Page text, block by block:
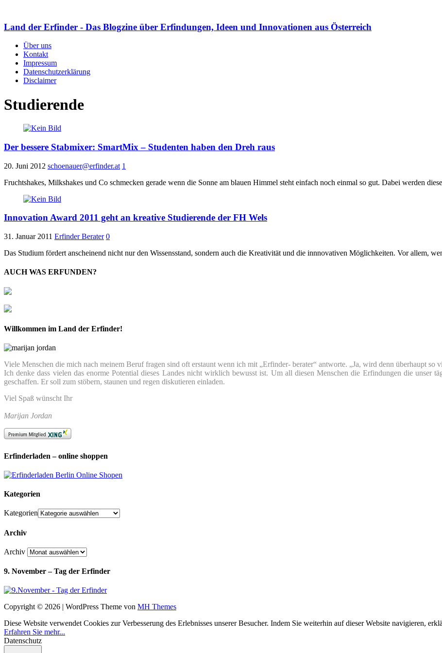
Land der Erfinder - Das Blogzine über Erfindungen, Ideen und Innovationen aus Österreich
Über uns
Kontakt
Impressum
Datenschutzerklärung
Disclaimer
Studierende
Der bessere Stabmixer: SmartMix – Studenten haben den Dreh raus
20. Juni 2012 schoenauer@erfinder.at 1
Fruchtshakes, Milkshakes und Co schmecken gerade wenn die Sonne am blauen Himmel steht einfach noch einmal so gut. Dabei werden
Innovation Award 2011 geht an kreative Studierende der FH Wels
31. Januar 2011 Erfinder Berater 0
Das Studium fördert anscheinend nicht nur den Wissensstand, sondern auch die Kreativität und die innnovativen Möglichkeiten. Vor allem,
AUCH WAS ERFUNDEN?
Willkommen im Land der Erfinder!
Viele Menschen die mich nach meinem Beruf fragen sind oft erstaunt wenn ich mit „Erfinder- berater“ antworte. „Ja, wird denn überhaupt so
Ich denke dass vielen das enorme Potential dieses Landes nicht wirklich bewusst ist. Um all diesen Menschen die Erfindungen die unser
geschaffen. Er soll zum stöbern, staunen und regen diskutieren einladen.
Viel Spaß wünscht Ihr
Marijan Jordan
Erfinderladen – online shoppen
Kategorien
Kategorien
Archiv
Archiv
9. November – Tag der Erfinder
Copyright © 2026 | WordPress Theme von MH Themes
Diese Website verwendet Cookies zur Verbesserung des Erlebnisses unserer Besucher. Indem Sie weiterhin auf dieser Website navigieren,
Erfahren Sie mehr...
Datenschutz